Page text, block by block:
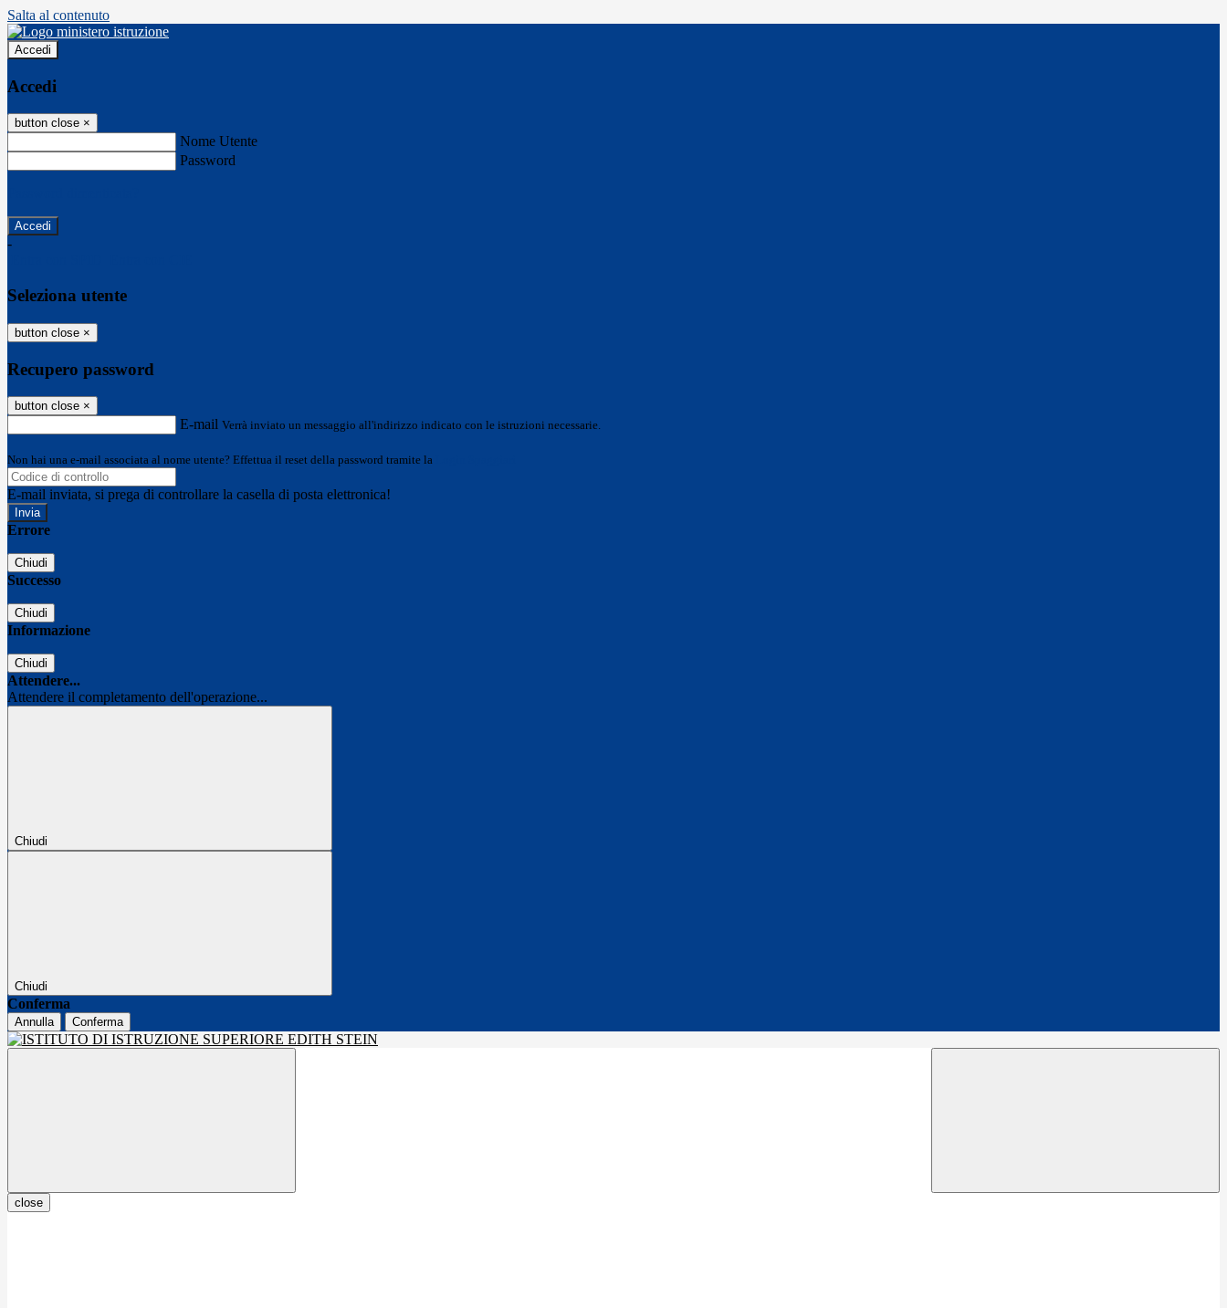
Salta al contenuto
Accedi
Accedi
button close ×
Nome Utente
Password
-
Seleziona utente
button close ×
Recupero password
button close ×
E-mail Verrà inviato un messaggio all'indirizzo indicato con le istruzioni necessarie.
Non hai una e-mail associata al nome utente? Effettua il reset della password tramite la
E-mail inviata, si prega di controllare la casella di posta elettronica!
Errore
Chiudi
Successo
Chiudi
Informazione
Chiudi
Attendere...
Attendere il completamento dell'operazione...
Chiudi
Chiudi
Conferma
Annulla Conferma
close